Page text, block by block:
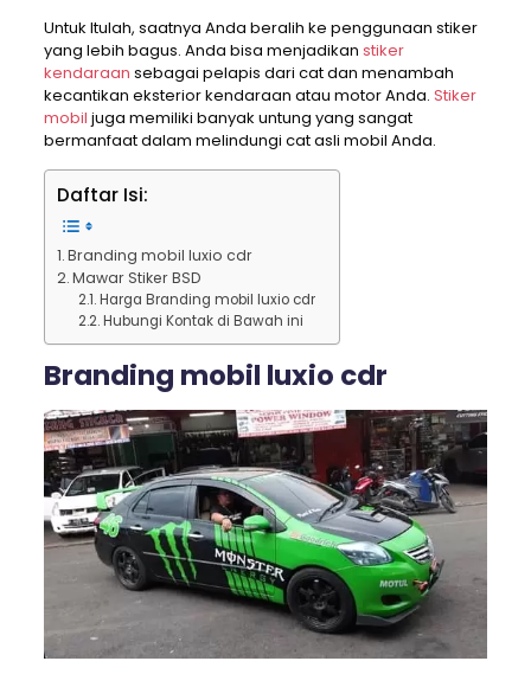
Untuk Itulah, saatnya Anda beralih ke penggunaan stiker
yang lebih bagus. Anda bisa menjadikan stiker
kendaraan sebagai pelapis dari cat dan menambah
kecantikan eksterior kendaraan atau motor Anda. Stiker
mobil juga memiliki banyak untung yang sangat
bermanfaat dalam melindungi cat asli mobil Anda.
Daftar Isi:
Branding mobil luxio cdr
Mawar Stiker BSD
Harga Branding mobil luxio cdr
Hubungi Kontak di Bawah ini
Branding mobil luxio cdr